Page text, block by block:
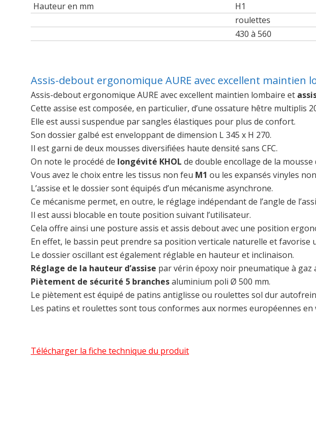
Hauteur en mm H1
roulettes
430 à 560
Assis-debout ergonomique AURE avec excellent maintien
Assis-debout ergonomique AURE avec excellent maintien lombaire et
Cette assise est composée, en particulier, d’une ossature hêtre multiplis
Elle est aussi suspendue par sangles élastiques pour plus de confort.
Son dossier galbé est enveloppant de dimension L 345 x H 270.
Il est garni de deux mousses diversifiées haute densité sans CFC.
On note le procédé de longévité KHOL de double encollage de la
Vous avez le choix entre les tissus non feu M1 ou les expansés vinyles
L’assise et le dossier sont équipés d’un mécanisme asynchrone.
Ce mécanisme permet, en outre, le réglage indépendant de l’angle de
Il est aussi blocable en toute position suivant l’utilisateur.
Cela offre ainsi une posture assis et assis debout avec une position
En effet, le bassin peut prendre sa position verticale naturelle et
Le dossier oscillant est également réglable en hauteur et inclinaison.
Réglage de la hauteur d’assise par vérin époxy noir pneumatique à gaz
Piètement de sécurité 5 branchesaluminium poli Ø 500 mm.
Le piètement est équipé de patins antiglisse ou roulettes sol dur
Les patins et roulettes sont tous conformes aux normes européennes en
Télécharger la fiche technique du produit